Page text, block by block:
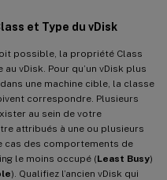
et Type du vDisk
possible, la propriété Class
vDisk. Pour qu’un vDisk plus
une machine cible, la classe
correspondre. Plusieurs
au sein de votre
attribués à une ou plusieurs
cas des comportements de
le moins occupé (Least Busy)
). Qualifiez l’ancien vDisk qui